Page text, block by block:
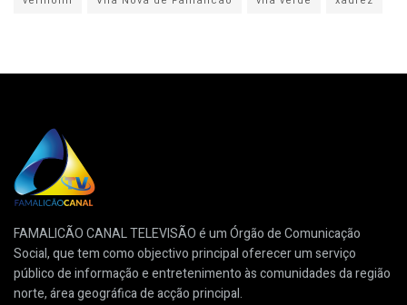
FAMALICÃO CANAL TELEVISÃO é um Órgão de Comunicação
Social, que tem como objectivo principal oferecer um serviço
público de informação e entretenimento às comunidades da região
norte, área geográfica de acção principal.